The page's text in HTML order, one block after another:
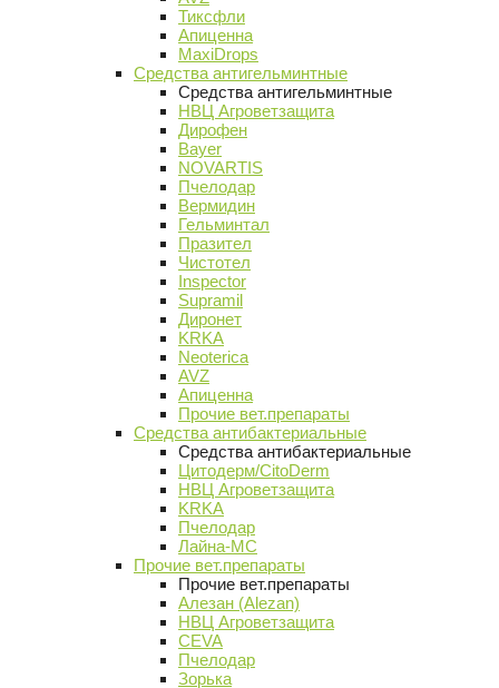
Тиксфли
Апиценна
MaxiDrops
Средства антигельминтные
Средства антигельминтные
НВЦ Агроветзащита
Дирофен
Bayer
NOVARTIS
Пчелодар
Вермидин
Гельминтал
Празител
Чистотел
Inspector
Supramil
Диронет
KRKA
Neoterica
AVZ
Апиценна
Прочие вет.препараты
Средства антибактериальные
Средства антибактериальные
Цитодерм/CitoDerm
НВЦ Агроветзащита
KRKA
Пчелодар
Лайна-МС
Прочие вет.препараты
Прочие вет.препараты
Алезан (Alezan)
НВЦ Агроветзащита
CEVA
Пчелодар
Зорька